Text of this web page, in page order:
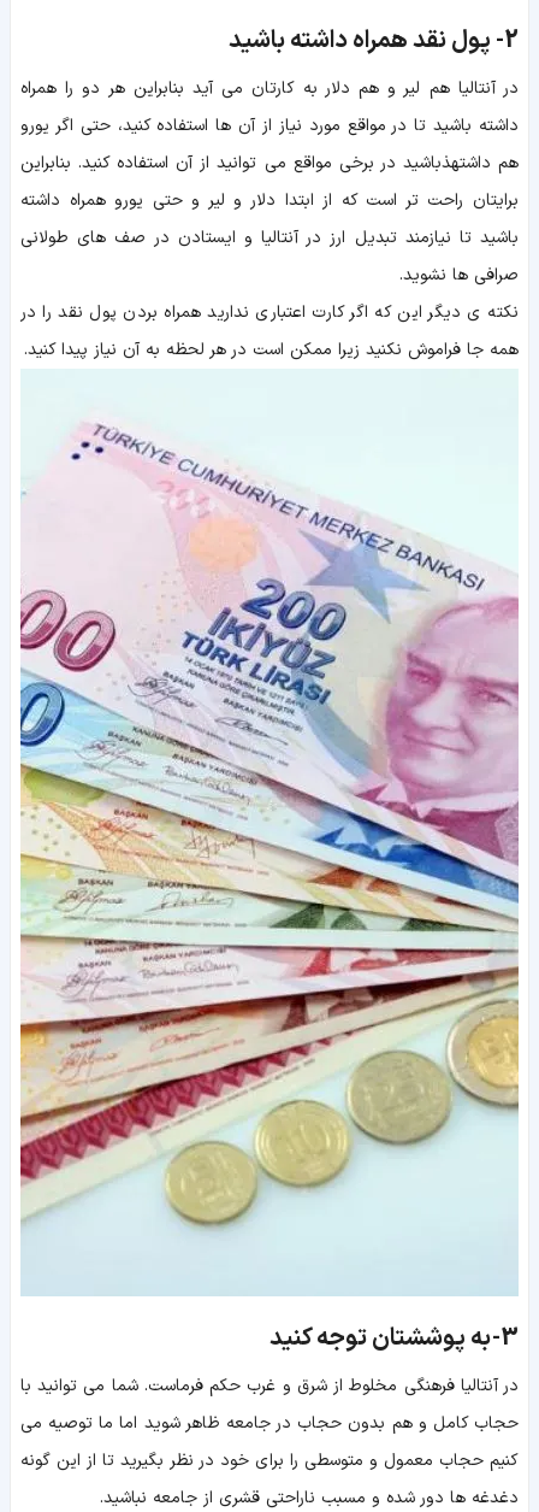
2- پول نقد همراه داشته باشید
در آنتالیا هم لیر و هم دلار به کارتان می آید بنابراین هر دو را همراه
داشته باشید تا در مواقع مورد نیاز از آن ها استفاده کنید، حتی اگر یورو
هم داشتهذباشید در برخی مواقع می توانید از آن استفاده کنید. بنابراین
برایتان راحت تر است که از ابتدا دلار و لیر و حتی یورو همراه داشته
باشید تا نیازمند تبدیل ارز در آنتالیا و ایستادن در صف های طولانی
صرافی ها نشوید.
نکته ی دیگر این که اگر کارت اعتباری ندارید همراه بردن پول نقد را در
همه جا فراموش نکنید زیرا ممکن است در هر لحظه به آن نیاز پیدا کنید.
3- به پوششتان توجه کنید
در آنتالیا فرهنگی مخلوط از شرق و غرب حکم فرماست. شما می توانید با
حجاب کامل و هم بدون حجاب در جامعه ظاهر شوید اما ما توصیه می
کنیم حجاب معمول و متوسطی را برای خود در نظر بگیرید تا از این گونه
دغدغه ها دور شده و مسبب ناراحتی قشری از جامعه نباشید.